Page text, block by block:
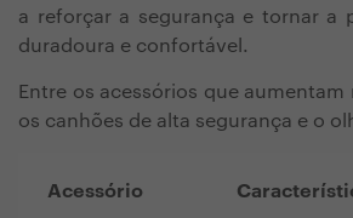
a reforçar a segurança e tornar a
duradoura e confortável.
Entre os acessórios que
os canhões de alta segurança e o
Acessório